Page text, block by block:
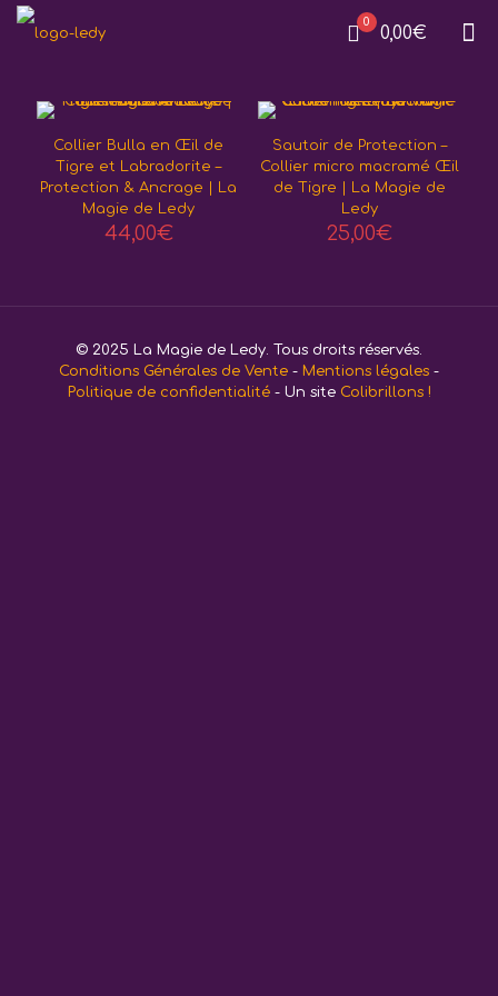
0
0,00€
Collier Bulla en Œil de
Tigre et Labradorite –
Protection & Ancrage | La
Magie de Ledy
44,00€
Sautoir de Protection –
Collier micro macramé Œil
de Tigre | La Magie de
Ledy
25,00€
© 2025 La Magie de Ledy. Tous droits réservés.
Conditions Générales de Vente - Mentions légales -
Politique de confidentialité- Un site Colibrillons !